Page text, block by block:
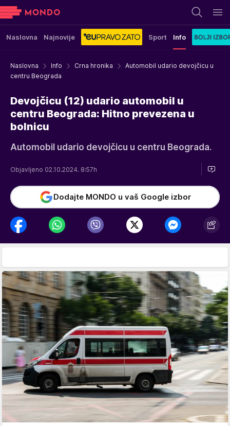
Naslovna Najnovije Sport Info
Naslovna Info Crna hronika
Automobil udario devojčicu u
centru Beograda
Devojčicu (12) udario automobil u
centru Beograda: Hitno prevezena u
bolnicu
Automobil udario devojčicu u centru Beograda.
Objavljeno 02.10.2024. 8:57h
Dodajte MONDO u vaš Google izbor